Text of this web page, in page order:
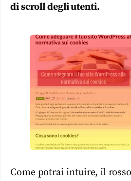
di scroll degli utenti.
Come potrai intuire, il